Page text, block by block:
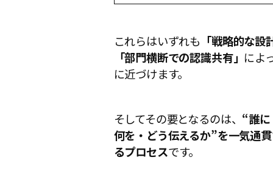
これらはいずれも 「戦略的な設
「部門横断での認識共有」 によ
に近づけます。
そしてその要となるのは、 “誰
何を・どう伝えるか”を一気通
るプロセスです。